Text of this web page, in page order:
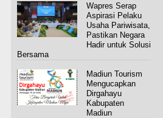
Wapres Serap
Aspirasi Pelaku
Usaha Pariwisata,
Pastikan Negara
Hadir untuk Solusi
Bersama
Madiun Tourism
Mengucapkan
Dirgahayu
Kabupaten
Madiun